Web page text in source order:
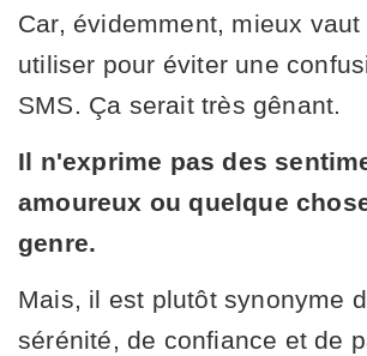
Car, évidemment, mieux
utiliser pour éviter une
SMS. Ça serait très gênant.
Il n'exprime pas des
amoureux ou quelque
genre.
Mais, il est plutôt synonyme
sérénité, de confiance et de